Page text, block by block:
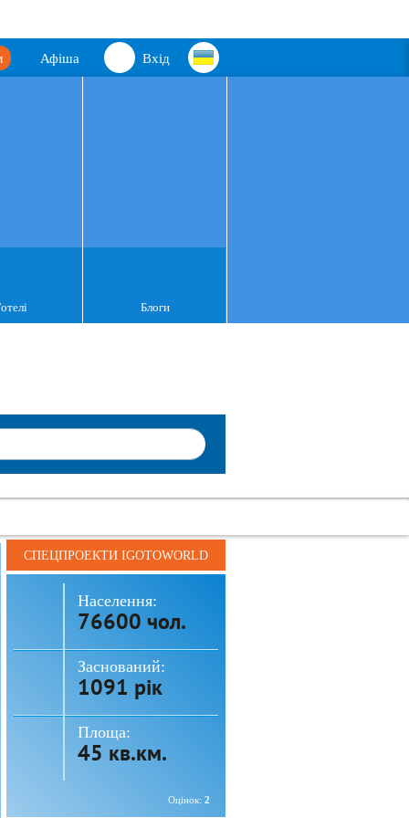
Вхід
Афіша
Блоги
СПЕЦПРОЕКТИ IGOTOWORLD
Населення:
76600 чол.
Заснований:
1091 рік
Площа:
45 кв.км.
Оцінок: 2